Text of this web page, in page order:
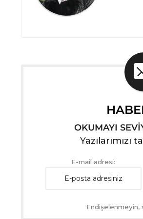
OKUMAYI
E-mail adresi:
Endişelenmeyin,